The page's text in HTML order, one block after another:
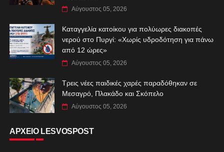
Αύγουστος 05, 2026
Καταγγελία κατοίκου για πολύωρες διακοπές
νερού στο Πυργί: «Χωρίς υδροδότηση για πάνω
από 12 ώρες»
Αύγουστος 05, 2026
Τρεις νέες παιδικές χαρές παραδόθηκαν σε
Μεσαγρό, Πλακάδο και Σκόπελο
Αύγουστος 05, 2026
ΑΡΧΕΙΟ LESVOSPOST